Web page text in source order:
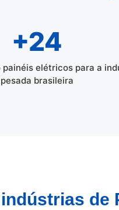
+24
elétricos para a
pesada brasileira
de